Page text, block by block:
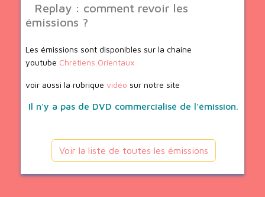
Replay : comment revoir les
émissions ?
Les émissions sont disponibles sur la chaine
youtube Chrétiens Orientaux
voir aussi la rubrique vidéo sur notre site
Il n'y a pas de DVD commercialisé de l'émission.
Voir la liste de toutes les émissions